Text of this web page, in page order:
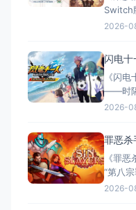
Switch
女与炼
部曲～
称：
2026-
闪电十
《闪
——时隔
历代
的胜利
称：
2026-
罪恶杀
《罪
“第八
在罪恶
2026-